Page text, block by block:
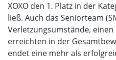
XOXO den 1. Platz in der
ließ. Auch das Seniorteam
Verletzungsumstände,
erreichten in der
endet eine mehr als